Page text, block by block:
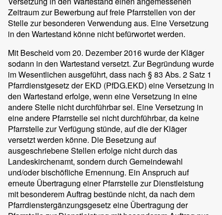
Zeitraum zur Bewerbung auf freie Pfarrstellen von der
Stelle zur besonderen Verwendung aus. Eine Versetzung
in den Wartestand könne nicht befürwortet werden.
Mit Bescheid vom 20. Dezember 2016 wurde der Kläger
sodann in den Wartestand versetzt. Zur Begründung wurde
im Wesentlichen ausgeführt, dass nach § 83 Abs. 2 Satz 1
Pfarrdienstgesetz der EKD (PfDG.EKD) eine Versetzung in
den Wartestand erfolge, wenn eine Versetzung in eine
andere Stelle nicht durchführbar sei. Eine Versetzung in
eine andere Pfarrstelle sei nicht durchführbar, da keine
Pfarrstelle zur Verfügung stünde, auf die der Kläger
versetzt werden könne. Die Besetzung auf
ausgeschriebene Stellen erfolge nicht durch das
Landeskirchenamt, sondern durch Gemeindewahl
und/oder bischöfliche Ernennung. Ein Anspruch auf
erneute Übertragung einer Pfarrstelle zur Dienstleistung
mit besonderem Auftrag bestünde nicht, da nach dem
Pfarrdienstergänzungsgesetz eine Übertragung der